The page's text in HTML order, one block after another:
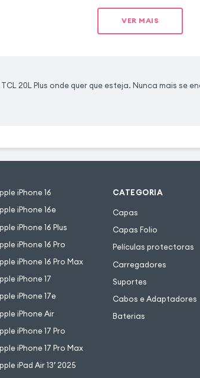
VER MAIS
20L Plus onde quer que esteja. Nunca mais
iPhone 16
iPhone 16e
iPhone 16 Plus
iPhone 16 Pro
iPhone 16 Pro Max
iPhone 17
iPhone 17e
iPhone Air
iPhone 17 Pro
iPhone 17 Pro Max
iPad Air 13’ 2025
CATEGORIA
Capas
Capas Folio
Películas protectoras
Carregadores
Suportes
Cabos e Adaptadores
Baterias